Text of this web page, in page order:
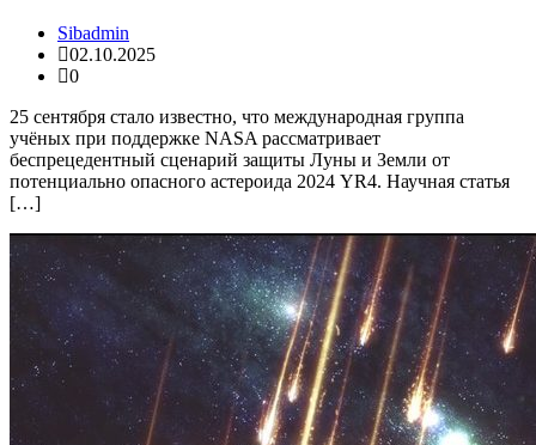
Sibadmin
02.10.2025
0
25 сентября стало известно, что международная группа
учёных при поддержке NASA рассматривает
беспрецедентный сценарий защиты Луны и Земли от
потенциально опасного астероида 2024 YR4. Научная статья
[…]